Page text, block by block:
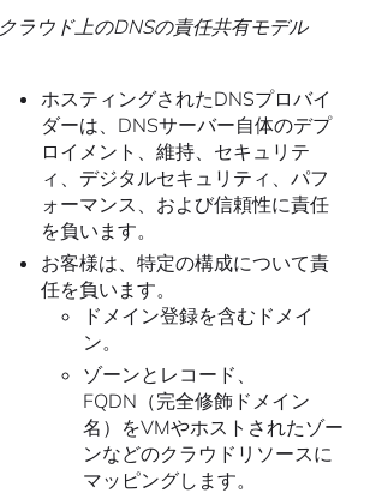
クラウド上のDNSの責任共有モデル
ホスティングされたDNSプロバイ
ダーは、DNSサーバー自体のデプ
ロイメント、維持、セキュリテ
ィ、デジタルセキュリティ、パフ
ォーマンス、および信頼性に責任
を負います。
お客様は、特定の構成について責
任を負います。
ドメイン登録を含むドメイ
ン。
ゾーンとレコード、
FQDN（完全修飾ドメイン
名）をVMやホストされたゾー
ンなどのクラウドリソースに
マッピングします。